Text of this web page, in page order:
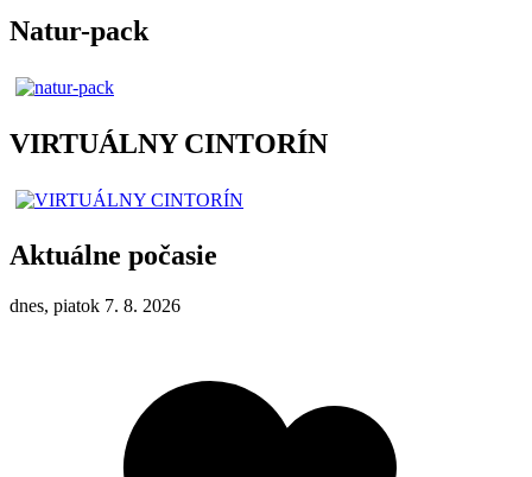
Natur-pack
VIRTUÁLNY CINTORÍN
Aktuálne počasie
dnes, piatok 7. 8. 2026